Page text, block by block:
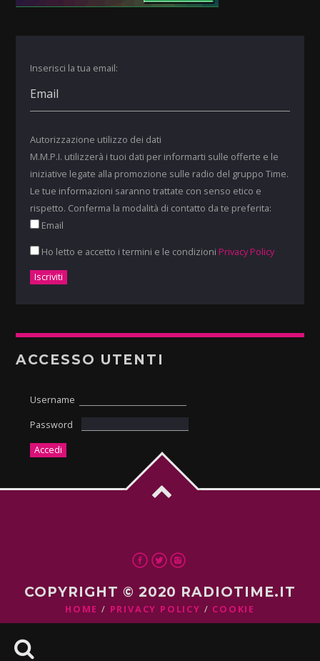
Inserisci la tua email:
Autorizzazione utilizzo dei dati
M.M.P.I. utilizzerà i tuoi dati per informarti sulle offerte e le
iniziative legate alla promozione sulle radio del gruppo Time.
Le tue informazioni saranno trattate con senso etico e
rispetto. Conferma la modalità di contatto da te preferita:
Email
Ho letto e accetto i termini e le condizioni Privacy Policy
ACCESSO UTENTI
Username
Password
COPYRIGHT © 2020 RADIOTIME.IT
HOME PRIVACY POLICY COOKIE